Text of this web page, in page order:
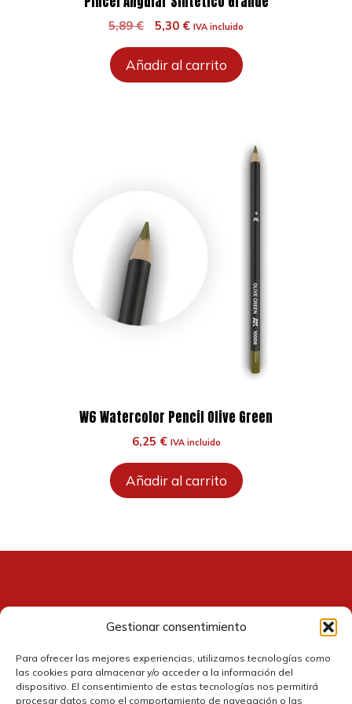
Gestionar consentimiento
Para ofrecer las mejores experiencias, utilizamos tecnologías como
las cookies para almacenar y/o acceder a la información del
dispositivo. El consentimiento de estas tecnologías nos permitirá
procesar datos como el comportamiento de navegación o las
5,89€
El
original
era:
5,30 €El
actual
es:
IVA incluido
Añadir al carrito
W6 Watercolor Pencil Olive Green
6,25 € IVA incluido
Añadir al carrito
Contacto